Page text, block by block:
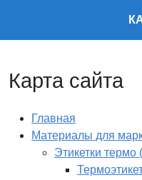
Карта сайта
Главная
Материалы для
Этикетки термо